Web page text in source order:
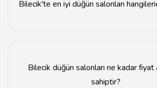
Bilecik'te en iyi düğün salonları
Bilecik düğün salonları ne kadar fiyat
sahiptir?